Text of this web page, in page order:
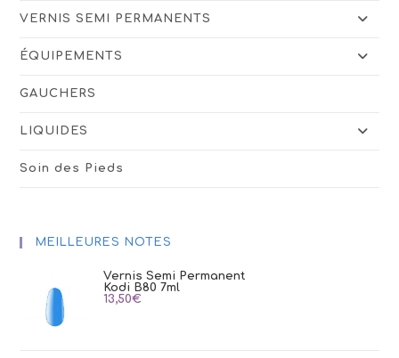
VERNIS SEMI PERMANENTS
ÉQUIPEMENTS
GAUCHERS
LIQUIDES
Soin des Pieds
MEILLEURES NOTES
Vernis Semi Permanent
Kodi B80 7ml
13,50€